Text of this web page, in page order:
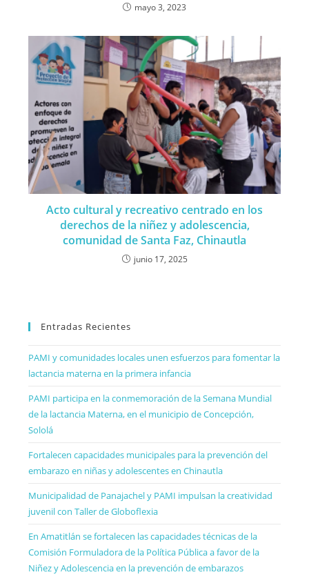
mayo 3, 2023
Acto cultural y recreativo centrado en los
derechos de la niñez y adolescencia,
comunidad de Santa Faz, Chinautla
junio 17, 2025
Entradas Recientes
PAMI y comunidades locales unen esfuerzos para fomentar la
lactancia materna en la primera infancia
PAMI participa en la conmemoración de la Semana Mundial
de la lactancia Materna, en el municipio de Concepción,
Sololá
Fortalecen capacidades municipales para la prevención del
embarazo en niñas y adolescentes en Chinautla
Municipalidad de Panajachel y PAMI impulsan la creatividad
juvenil con Taller de Globoflexia
En Amatitlán se fortalecen las capacidades técnicas de la
Comisión Formuladora de la Política Pública a favor de la
Niñez y Adolescencia en la prevención de embarazos